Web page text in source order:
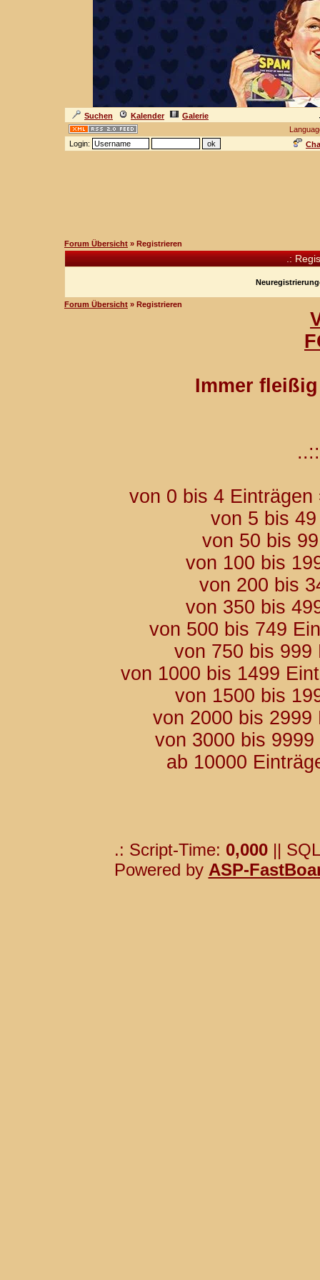
Suchen Kalender
Galerie
Login:
Forum Übersicht » Registrieren
.:
Forum Übersicht » Registrieren
Immer
..::
von 0 bis 4
von 5 bis
von 50 bis
von 100 bis
von 200 bis
von 350 bis
von 500 bis 749
von 750 bis
von 1000 bis 1499
von 1500 bis
von 2000 bis
von 3000 bis
ab 10000
.: Script-Time: 0,000||
Powered by ASP-